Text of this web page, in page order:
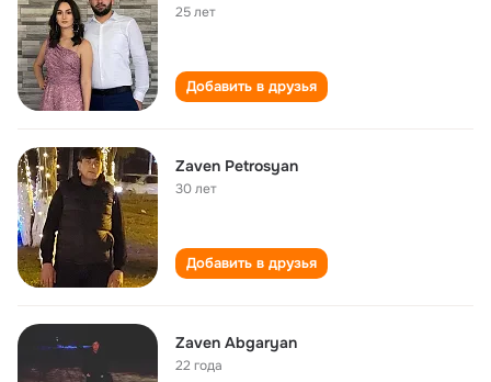
25 лет
Добавить в друзья
Zaven Petrosyan
30 лет
Добавить в друзья
Zaven Abgaryan
22 года